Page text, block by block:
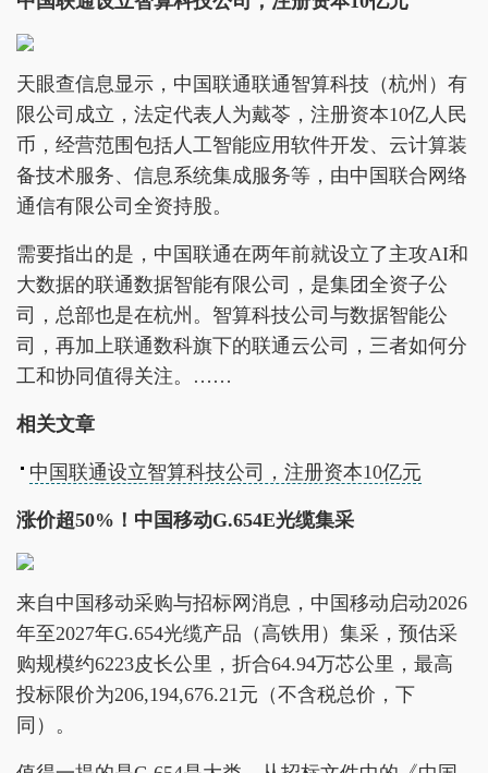
天眼查信息显示，中国联通联通智算科技（杭州）有
限公司成立，法定代表人为戴苓，注册资本10亿人民
币，经营范围包括人工智能应用软件开发、云计算装
备技术服务、信息系统集成服务等，由中国联合网络
通信有限公司全资持股。
需要指出的是，中国联通在两年前就设立了主攻AI和
大数据的联通数据智能有限公司，是集团全资子公
司，总部也是在杭州。智算科技公司与数据智能公
司，再加上联通数科旗下的联通云公司，三者如何分
工和协同值得关注。……
相关文章
中国联通设立智算科技公司，注册资本10亿元
涨价超50%！中国移动G.654E光缆集采
来自中国移动采购与招标网消息，中国移动启动2026
年至2027年G.654光缆产品（高铁用）集采，预估采
购规模约6223皮长公里，折合64.94万芯公里，最高
投标限价为206,194,676.21元（不含税总价，下
同）。